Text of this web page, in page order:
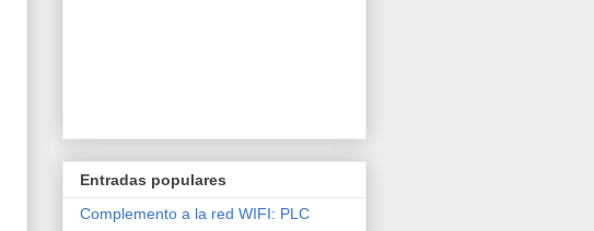
Entradas populares
Complemento a la red WIFI: PLC